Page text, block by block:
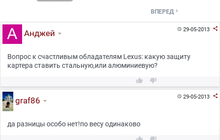
ВПЕРЕД 
29-05-2013 
Анджей
Вопрос к счастливым обладателям Lexus: какую защиту
картера ставить стальную,или алюминиевую?
 
29-05-2013 
graf86
да разницы особо нет!по весу одинаково